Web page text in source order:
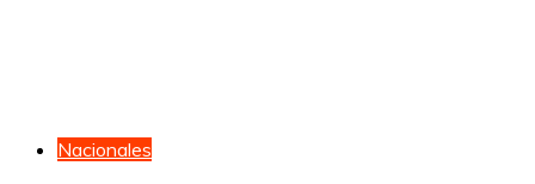
Nacionales